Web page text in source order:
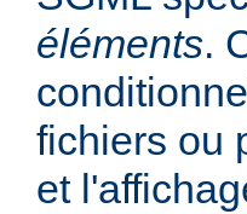
éléments.
fichiers ou
et